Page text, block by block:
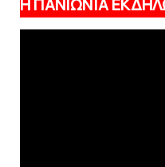
Η ΠΑΝΙΩΝΙΑ